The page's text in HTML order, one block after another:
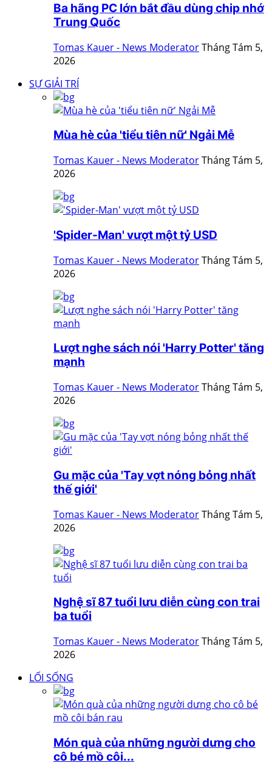
Ba hãng PC lớn bắt đầu dùng chip nhớ
Trung Quốc
Tomas Kauer - News ModeratorTháng Tám 5,
2026
SỰ GIẢI TRÍ
Mùa hè của 'tiểu tiên nữ' Ngải Mễ
Tomas Kauer - News ModeratorTháng Tám 5,
2026
'Spider-Man' vượt một tỷ USD
Tomas Kauer - News ModeratorTháng Tám 5,
2026
Lượt nghe sách nói 'Harry Potter' tăng
mạnh
Tomas Kauer - News ModeratorTháng Tám 5,
2026
Gu mặc của 'Tay vợt nóng bỏng nhất
thế giới'
Tomas Kauer - News ModeratorTháng Tám 5,
2026
Nghệ sĩ 87 tuổi lưu diễn cùng con trai
ba tuổi
Tomas Kauer - News ModeratorTháng Tám 5,
2026
LỐI SỐNG
Món quà của những người dưng cho
cô bé mồ côi...